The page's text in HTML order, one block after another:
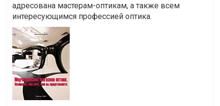
адресована мастерам-оптикам, а также всем
интересующимся профессией оптика.